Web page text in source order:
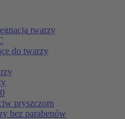
twarzy
do twarzy
pryszczom
bez parabenów